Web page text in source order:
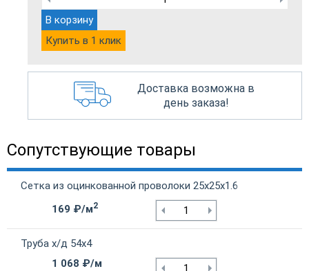
В корзину
Купить в 1 клик
Доставка возможна в
день заказа!
Сопутствующие товары
Сетка из оцинкованной проволоки 25х25х1.6
169 ₽/м2
Труба х/д 54х4
1 068 ₽/м